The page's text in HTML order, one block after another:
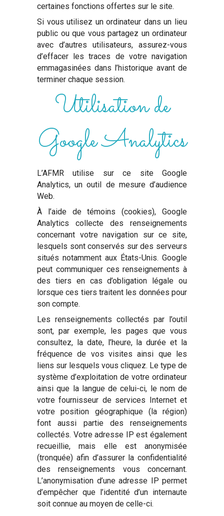
certaines fonctions offertes sur le site.
Si vous utilisez un ordinateur dans un lieu
public ou que vous partagez un ordinateur
avec d’autres utilisateurs, assurez-vous
d’effacer les traces de votre navigation
emmagasinées dans l’historique avant de
terminer chaque session.
Utilisation de
Google Analytics
L’AFMR utilise sur ce site Google
Analytics, un outil de mesure d’audience
Web.
À l’aide de témoins (cookies), Google
Analytics collecte des renseignements
concernant votre navigation sur ce site,
lesquels sont conservés sur des serveurs
situés notamment aux États-Unis. Google
peut communiquer ces renseignements à
des tiers en cas d’obligation légale ou
lorsque ces tiers traitent les données pour
son compte.
Les renseignements collectés par l’outil
sont, par exemple, les pages que vous
consultez, la date, l’heure, la durée et la
fréquence de vos visites ainsi que les
liens sur lesquels vous cliquez. Le type de
système d’exploitation de votre ordinateur
ainsi que la langue de celui-ci, le nom de
votre fournisseur de services Internet et
votre position géographique (la région)
font aussi partie des renseignements
collectés. Votre adresse IP est également
recueillie, mais elle est anonymisée
(tronquée) afin d’assurer la confidentialité
des renseignements vous concernant.
L’anonymisation d’une adresse IP permet
d’empêcher que l’identité d’un internaute
soit connue au moyen de celle-ci.